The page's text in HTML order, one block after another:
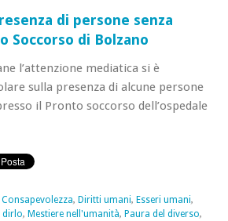
di persone senza
Soccorso di Bolzano
l’attenzione mediatica si è
sulla presenza di alcune persone
il Pronto soccorso dell’ospedale
Consapevolezza, Diritti umani, Esseri umani,
dirlo, Mestiere nell'umanità, Paura del diverso,